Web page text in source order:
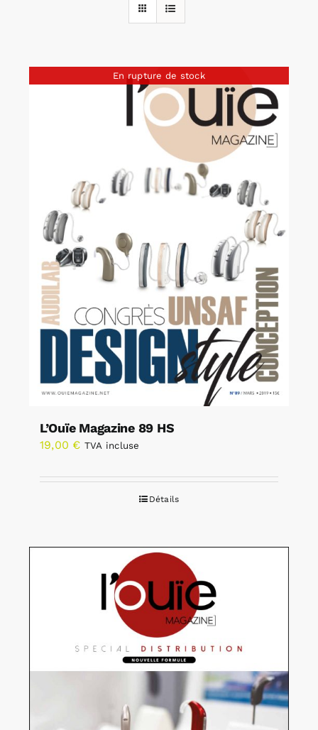
En rupture de stock
L’Ouïe Magazine 89 HS
19,00 € TVA incluse
Détails